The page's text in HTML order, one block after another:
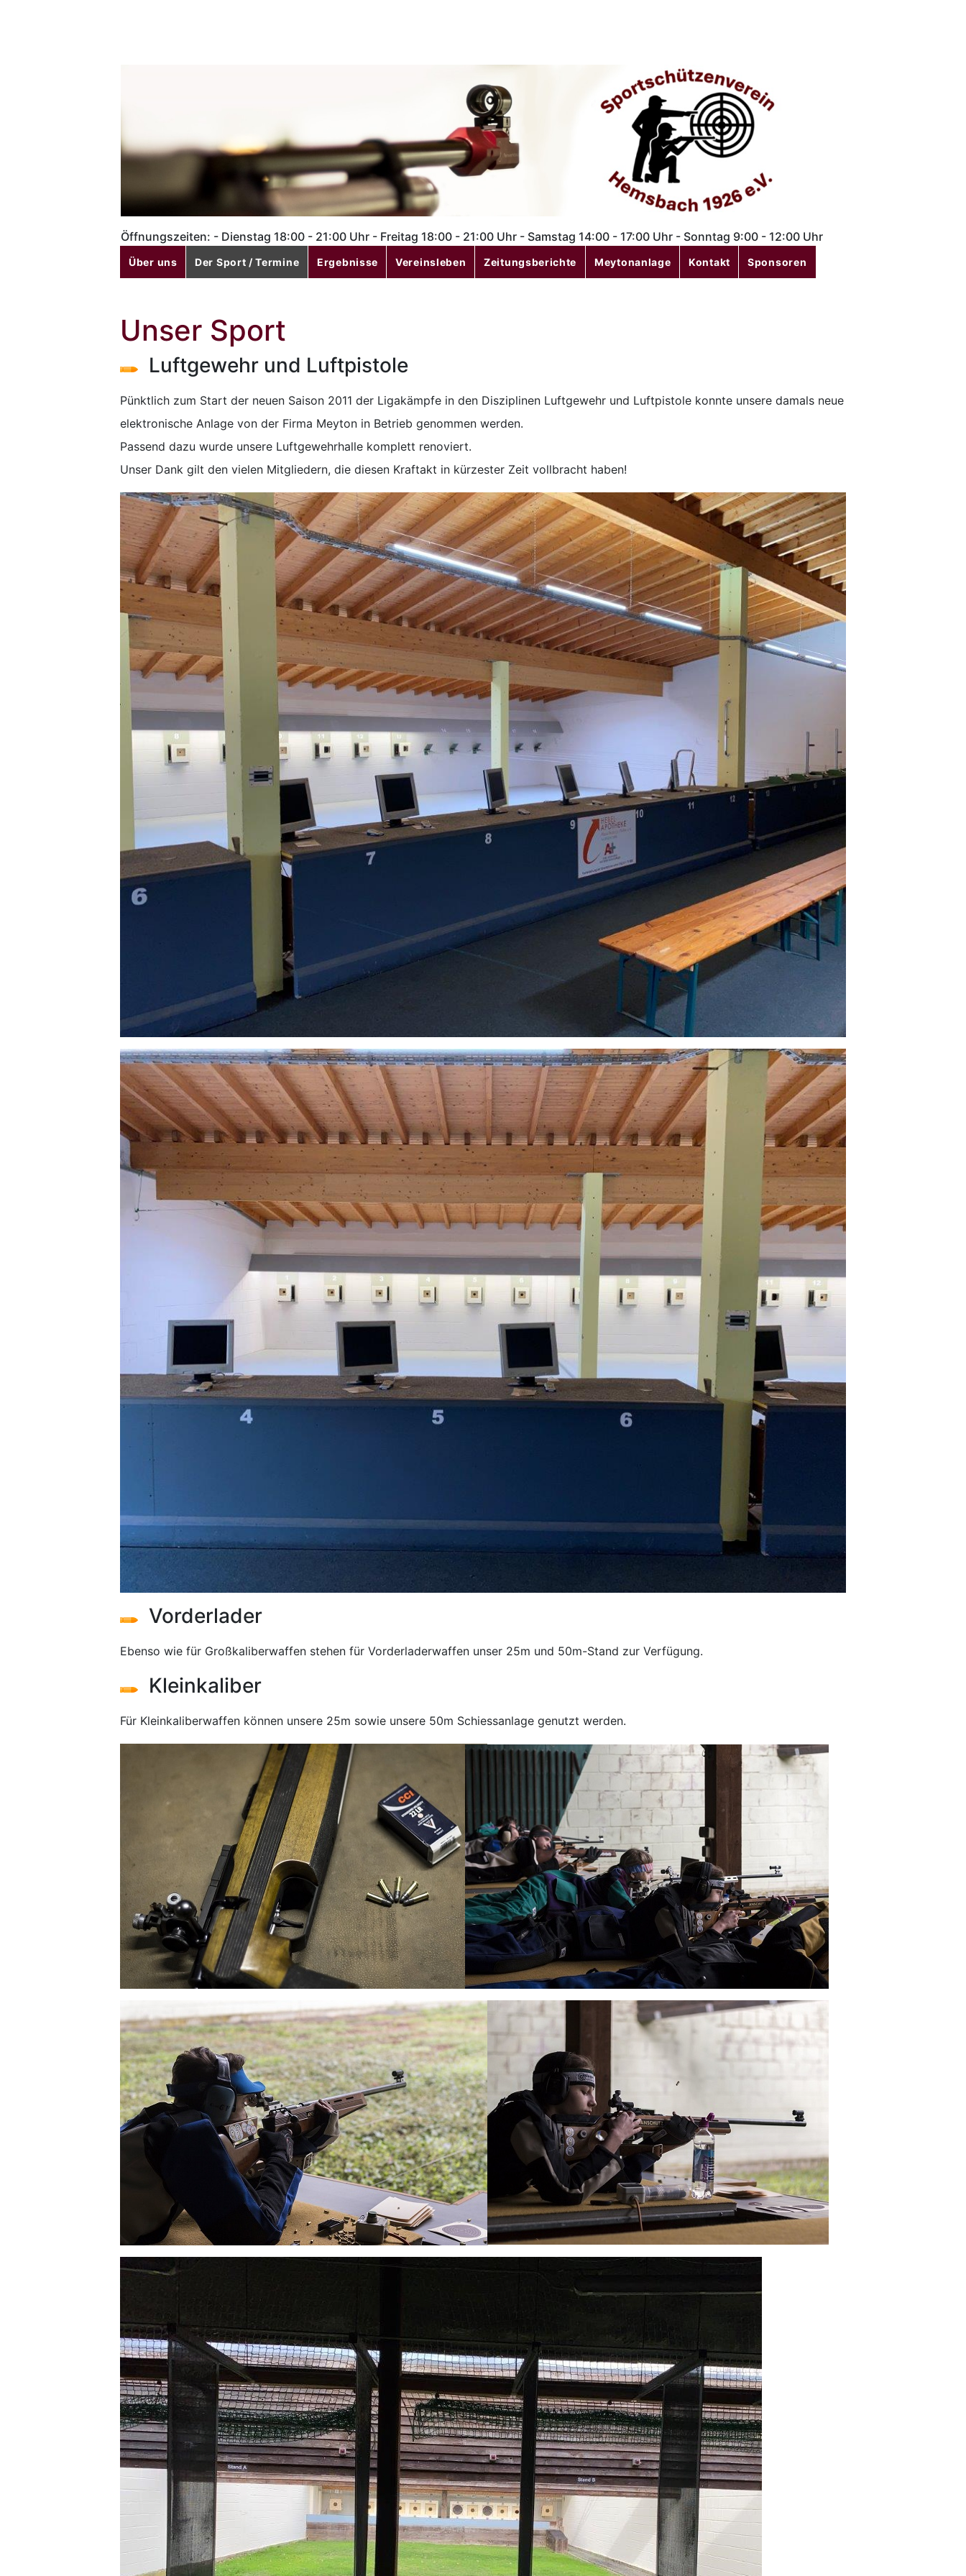
Öffnungszeiten: - Dienstag 18:00 - 21:00 Uhr - Freitag 18:00 - 21:00 Uhr - Samstag 14:00 - 17:00 Uhr - Sonntag 9:00 - 12:00 Uhr
Über uns Der Sport / Termine Ergebnisse Vereinsleben Zeitungsberichte Meytonanlage Kontakt Sponsoren
Unser Sport
Luftgewehr und Luftpistole
Pünktlich zum Start der neuen Saison 2011 der Ligakämpfe in den Disziplinen Luftgewehr und Luftpistole konnte unsere damals neue
elektronische Anlage von der Firma Meyton in Betrieb genommen werden.
Passend dazu wurde unsere Luftgewehrhalle komplett renoviert.
Unser Dank gilt den vielen Mitgliedern, die diesen Kraftakt in kürzester Zeit vollbracht haben!
Vorderlader
Ebenso wie für Großkaliberwaffen stehen für Vorderladerwaffen unser 25m und 50m-Stand zur Verfügung.
Kleinkaliber
Für Kleinkaliberwaffen können unsere 25m sowie unsere 50m Schiessanlage genutzt werden.